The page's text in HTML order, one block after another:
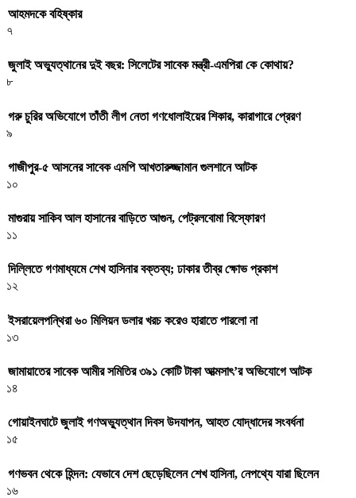
আহমদকে বহিষ্কার
৭
জুলাই অভ্যুত্থানের দুই বছর: সিলেটের সাবেক মন্ত্রী-এমপিরা কে কোথায়? ​
৮
গরু চুরির অভিযোগে তাঁতী লীগ নেতা গণধোলাইয়ের শিকার, কারাগারে প্রেরণ
৯
গাজীপুর-৫ আসনের সাবেক এমপি আখতারুজ্জামান গুলশানে আটক
১০
মাগুরায় সাকিব আল হাসানের বাড়িতে আগুন, পেট্রলবোমা বিস্ফোরণ
১১
দিল্লিতে গণমাধ্যমে শেখ হাসিনার বক্তব্য; ঢাকার তীব্র ক্ষোভ প্রকাশ
১২
ইসরায়েলপন্থিরা ৬০ মিলিয়ন ডলার খরচ করেও হারাতে পারলো না
১৩
জামায়াতের সাবেক আমীর সমিতির ৩৯১ কোটি টাকা আত্মসাৎ’র অভিযোগে আটক
১৪
গোয়াইনঘাটে জুলাই গণঅভ্যুত্থান দিবস উদযাপন, আহত যোদ্ধাদের সংবর্ধনা
১৫
গণভবন থেকে হিন্দন: যেভাবে দেশ ছেড়েছিলেন শেখ হাসিনা, নেপথ্যে যারা ছিলেন
১৬